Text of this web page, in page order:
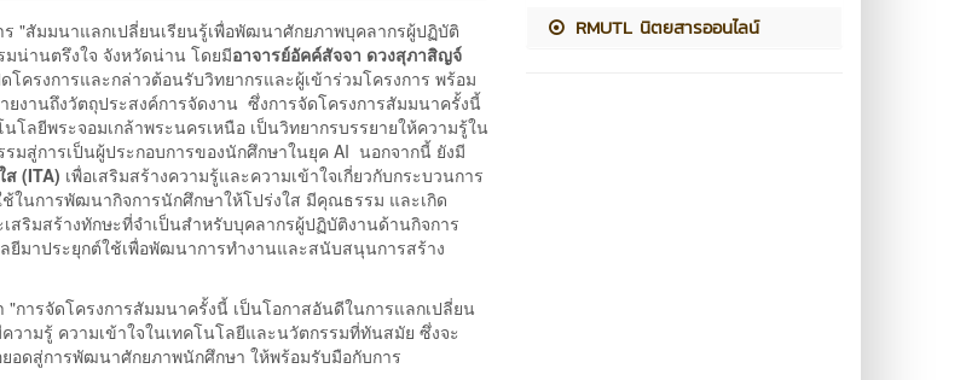
"สัมมนาแลกเปลี่ยนเรียนรู้เพื่อพัฒนาศักยภาพบุคลากรผู้ปฏิบัติ
น่านตรึงใจ จังหวัดน่าน โดยมีอาจารย์อัคค์สัจจา ดวงสุภาสิญจ์
ครงการและกล่าวต้อนรับวิทยากรและผู้เข้าร่วมโครงการ พร้อม
งานถึงวัตถุประสงค์การจัดงาน ซึ่งการจัดโครงการสัมมนาครั้งนี้
โลยีพระจอมเกล้าพระนครเหนือ เป็นวิทยากรบรรยายให้ความรู้ใน
มสู่การเป็นผู้ประกอบการของนักศึกษาในยุค AI นอกจากนี้ ยังมี
(ITA) เพื่อเสริมสร้างความรู้และความเข้าใจเกี่ยวกับกระบวนการ
ในการพัฒนากิจการนักศึกษาให้โปร่งใส มีคุณธรรม และเกิด
ริมสร้างทักษะที่จำเป็นสำหรับบุคลากรผู้ปฏิบัติงานด้านกิจการ
มาประยุกต์ใช้เพื่อพัฒนาการทำงานและสนับสนุนการสร้าง
"การจัดโครงการสัมมนาครั้งนี้ เป็นโอกาสอันดีในการแลกเปลี่ยน
ามรู้ ความเข้าใจในเทคโนโลยีและนวัตกรรมที่ทันสมัย ซึ่งจะ
อดสู่การพัฒนาศักยภาพนักศึกษา ให้พร้อมรับมือกับการ
RMUTL นิตยสารออนไลน์